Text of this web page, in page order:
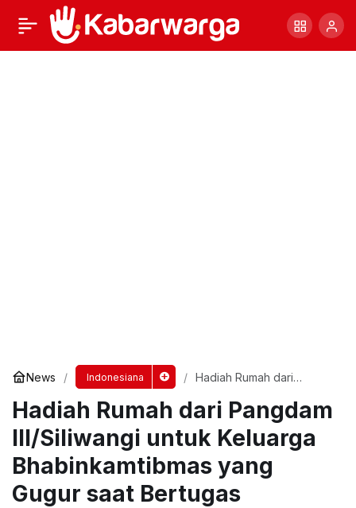
News Indonesiana
Hadiah Rumah dari
Keluarga Bhabinkamtibmas
yang Gugur saat Bertugas
Hadiah Rumah dari Pangdam
III/Siliwangi untuk Keluarga
Bhabinkamtibmas yang
Gugur saat Bertugas